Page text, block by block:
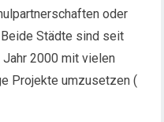
oder
Städte sind seit
2000 mit vielen
Projekte umzusetzen (